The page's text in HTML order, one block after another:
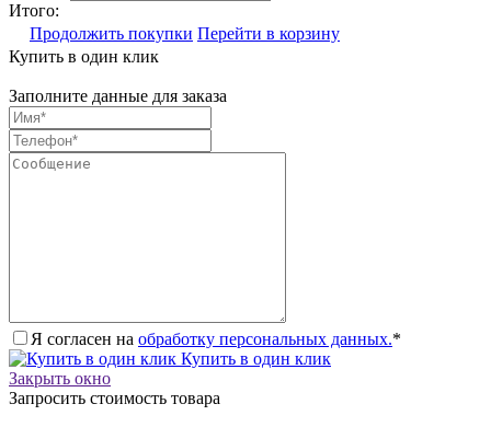
Итого:
Продолжить покупки Перейти в корзину
Купить в один клик
Заполните данные для заказа
Я согласен на обработку персональных данных.*
Купить в один клик
Закрыть окно
Запросить стоимость товара